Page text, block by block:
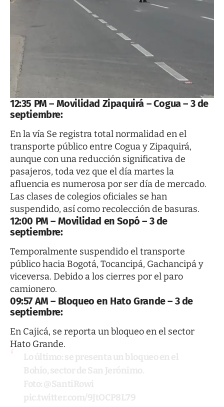
12:35 PM – Movilidad Zipaquirá – Cogua – 3 de
septiembre:
En la vía Se registra total normalidad en el
transporte público entre Cogua y Zipaquirá,
aunque con una reducción significativa de
pasajeros, toda vez que el día martes la
afluencia es numerosa por ser día de mercado.
Las clases de colegios oficiales se han
suspendido, así como recolección de basuras.
12:00 PM – Movilidad en Sopó – 3 de
septiembre:
Temporalmente suspendido el transporte
público hacia Bogotá, Tocancipá, Gachancipá y
viceversa. Debido a los cierres por el paro
camionero.
09:57 AM – Bloqueo en Hato Grande– 3 de
septiembre:
En Cajicá, se reporta un bloqueo en el sector
Hato Grande.